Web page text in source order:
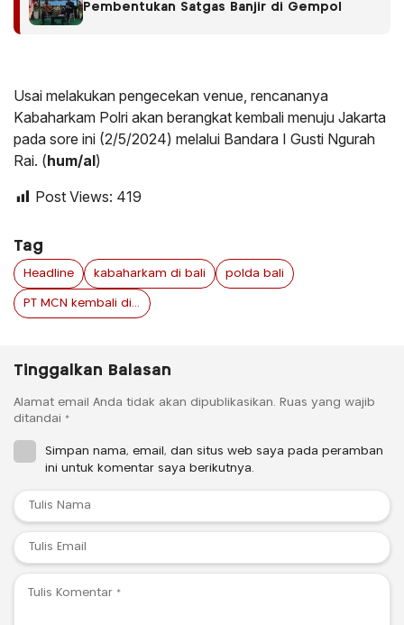
Pembentukan Satgas Banjir di Gempol
Usai melakukan pengecekan venue, rencananya
Kabaharkam Polri akan berangkat kembali menuju Jakarta
pada sore ini (2/5/2024) melalui Bandara I Gusti Ngurah
Rai. (hum/al)
Post Views: 419
Tag
Headline kabaharkam di bali polda bali
PT MCN kembali disita
Tinggalkan Balasan
Alamat email Anda tidak akan dipublikasikan. Ruas yang wajib
ditandai *
Simpan nama, email, dan situs web saya pada peramban
ini untuk komentar saya berikutnya.